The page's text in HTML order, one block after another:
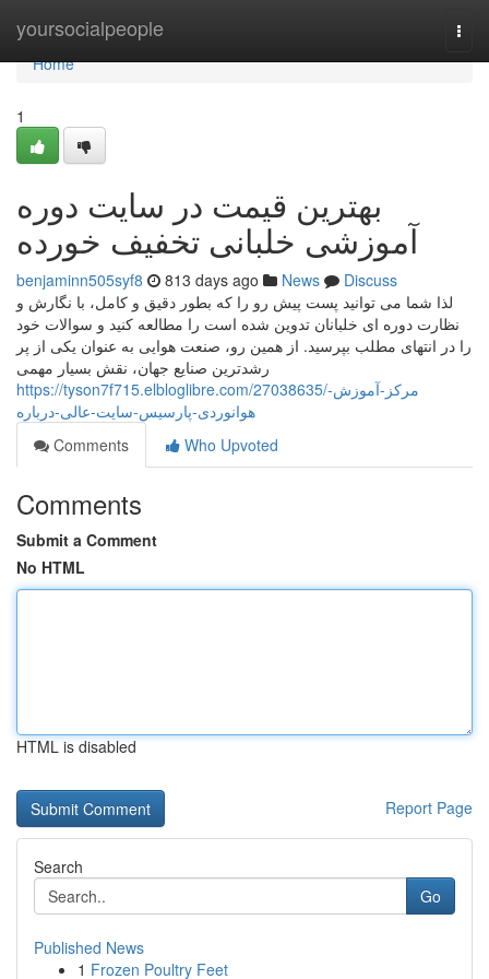
yoursocialpeople
Home
Home
1
بهترین قیمت در سایت دوره
آموزشی خلبانی تخفیف خورده
benjaminn505syf8 813 days ago News
Discuss
لذا شما می توانید پست پیش رو را که بطور دقیق و کامل، با نگارش و
نظارت دوره ای خلبانان تدوین شده است را مطالعه کنید و سوالات خود
را در انتهای مطلب بپرسید. از همین رو، صنعت هوایی به عنوان یکی از پر
رشدترین صنایع جهان، نقش بسیار مهمی
https://tyson7f715.elbloglibre.com/27038635/مرکز-آموزش-
هوانوردی-پارسیس-سایت-عالی-درباره
Comments
Who Upvoted
Comments
Submit a Comment
No HTML
HTML is disabled
Report Page
Search
Go
Published News
1 Frozen Poultry Feet